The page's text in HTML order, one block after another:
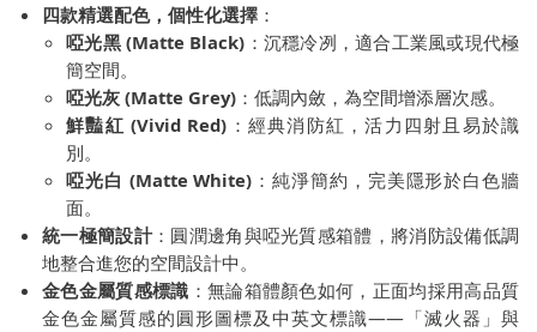
四款精選配色，個性化選擇 ：
啞光黑 (Matte Black) ：沉穩冷冽，適合工業風或現代極
簡空間。
啞光灰 (Matte Grey) ：低調內斂，為空間增添層次感。
鮮豔紅 (Vivid Red) ：經典消防紅，活力四射且易於識
別。
啞光白 (Matte White) ：純淨簡約，完美隱形於白色牆
面。
統一極簡設計：圓潤邊角與啞光質感箱體，將消防設備低調
地整合進您的空間設計中。
金色金屬質感標識 ：無論箱體顏色如何，正面均採用高品質
金色金屬質感的圓形圖標及中英文標識——「滅火器」與